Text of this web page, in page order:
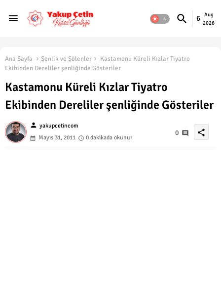
6
Aug
2026
Ana Sayfa Şenlik ve Şölenler
Kastamonu Küreli Kızlar Tiyatro
Ekibinden Dereliler şenliğinde Gösteriler
Kastamonu Küreli Kızlar Tiyatro
Ekibinden Dereliler şenliğinde Gösteriler
person yakupcetincom
Mayıs 31, 2011
0 dakikada okunur
0 share